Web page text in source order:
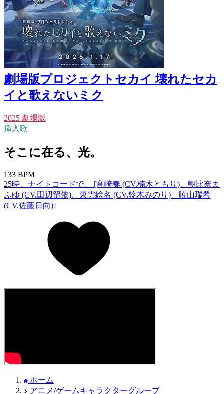
劇場版プロジェクトセカイ 壊れたセカ
イと歌えないミク
2025 劇場版
挿入歌
そこに在る、光。
133 BPM
25時、ナイトコードで。 [宵崎奏 (CV.楠木ともり)、朝比奈ま
ふゆ (CV.田辺留依)、東雲絵名 (CV.鈴木みのり)、暁山瑞希
(CV.佐藤日向)]
ホーム
アニメ/ゲームキャラクターグループ